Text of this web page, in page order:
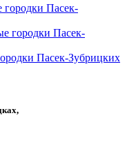
городки Пасек-
городки Пасек-
Пасек-Зубрицких